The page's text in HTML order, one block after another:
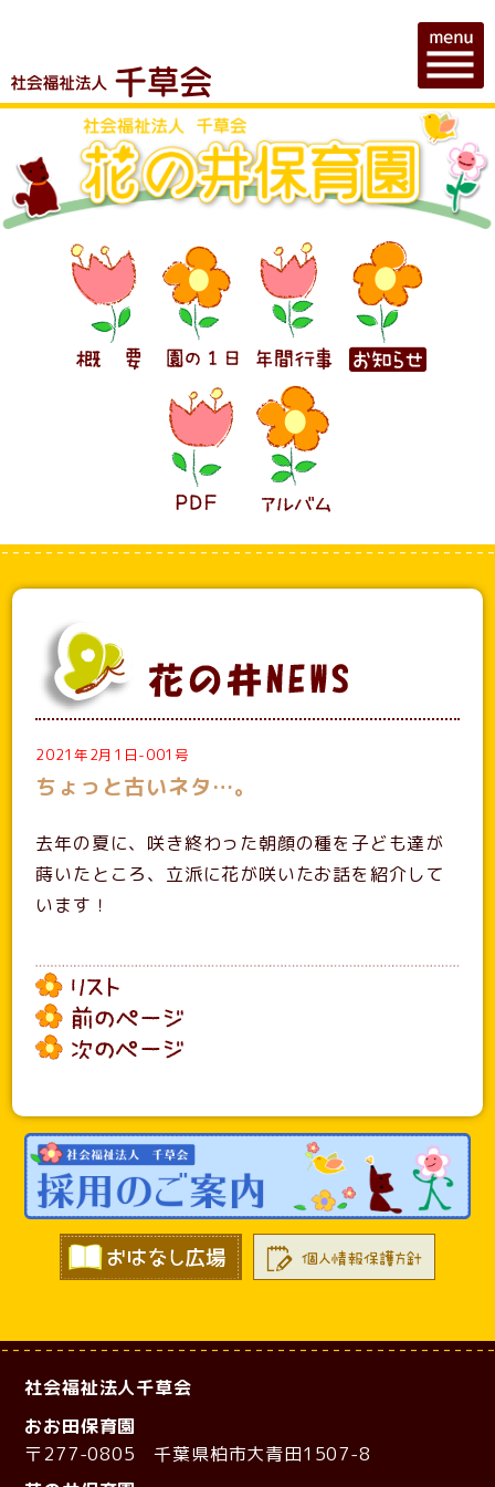
2021年2月1日-001号
ちょっと古いネタ…。
去年の夏に、咲き終わった朝顔の種を子ども達が
蒔いたところ、立派に花が咲いたお話を紹介して
います！
社会福祉法人千草会
おお田保育園
〒277-0805 千葉県柏市大青田1507-8